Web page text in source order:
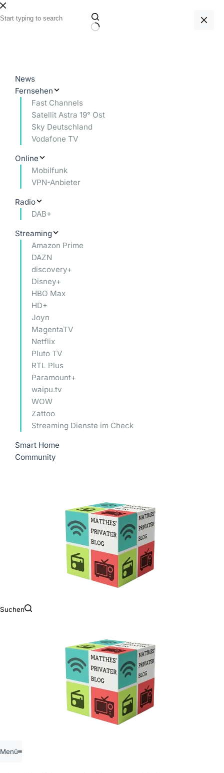
Zum
Inhalt
News
Fernsehen
Fast Channels
Satellit Astra 19° Ost
Sky Deutschland
Vodafone TV
Online
Mobilfunk
VPN-Anbieter
Radio
DAB+
Streaming
Amazon Prime
DAZN
discovery+
Disney+
HBO Max
HD+
Joyn
MagentaTV
Netflix
Pluto TV
RTL Plus
Paramount+
waipu.tv
WOW
Zattoo
Streaming Dienste im Check
Smart Home
Community
Suchen
Menü